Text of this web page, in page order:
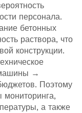
персонала.
бетонных
раствора, что
конструкции.
→
Поэтому
а также